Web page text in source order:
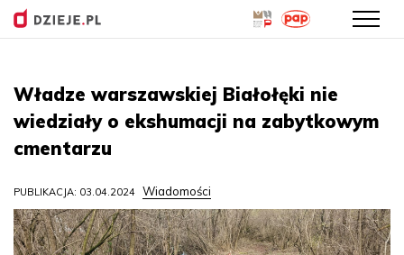
do
treści
Władze warszawskiej Białołęki nie
wiedziały o ekshumacji na zabytkowym
cmentarzu
PUBLIKACJA: 03.04.2024 Wiadomości